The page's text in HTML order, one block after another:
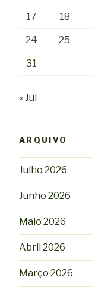
17 18
24 25
31
« Jul
ARQUIVO
Julho 2026
Junho 2026
Maio 2026
Abril 2026
Março 2026